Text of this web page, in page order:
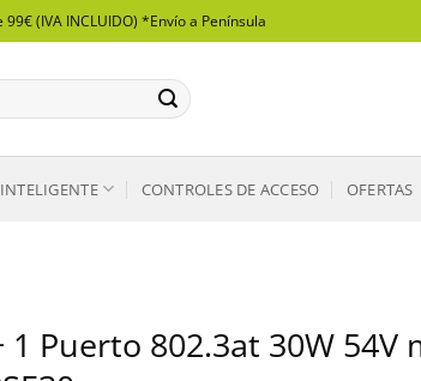
(IVA INCLUIDO) *Envío a Península
CONTROLES DE ACCESO OFERTAS
1 Puerto 802.3at 30W 54V